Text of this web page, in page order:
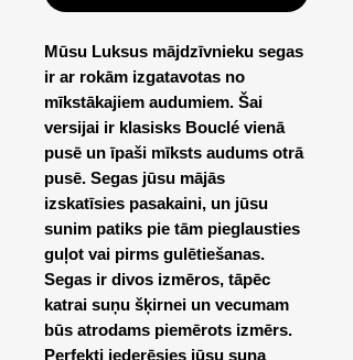
Mūsu Luksus mājdzīvnieku segas
ir ar rokām izgatavotas no
mīkstākajiem audumiem. Šai
versijai ir klasisks Bouclé vienā
pusē un īpaši mīksts audums otrā
pusē. Segas jūsu mājās
izskatīsies pasakaini, un jūsu
sunim patiks pie tām pieglausties
guļot vai pirms gulētiešanas.
Segas ir divos izmēros, tāpēc
katrai suņu šķirnei un vecumam
būs atrodams piemērots izmērs.
Perfekti iederēsies jūsu suņa